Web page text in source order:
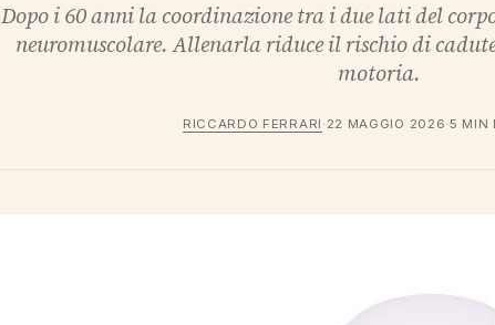
Dopo i 60 anni la coordinazione tra i due lati del
neuromuscolare. Allenarla riduce il rischio di
motoria.
RICCARDO FERRARI · 22 MAGGIO 2026·5 MIN